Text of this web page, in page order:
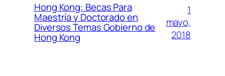
Hong Kong: Becas Para
Maestría y Doctorado en
Diversos Temas Gobierno de
Hong Kong
1
mayo,
2018